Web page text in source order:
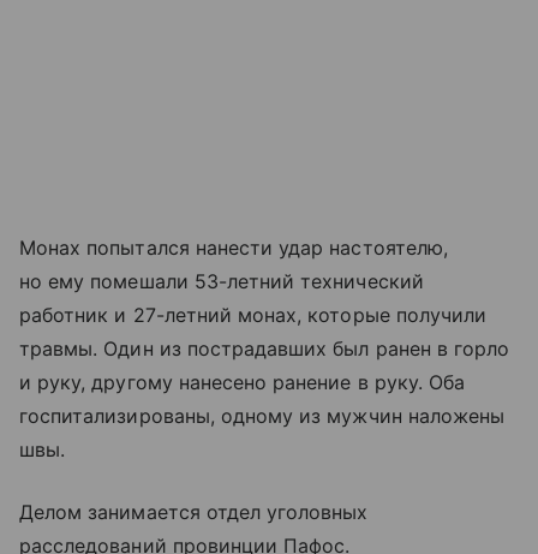
Монах попытался нанести удар настоятелю,
но ему помешали 53-летний технический
работник и 27-летний монах, которые получили
травмы. Один из пострадавших был ранен в горло
и руку, другому нанесено ранение в руку. Оба
госпитализированы, одному из мужчин наложены
швы.
Делом занимается отдел уголовных
расследований провинции Пафос.